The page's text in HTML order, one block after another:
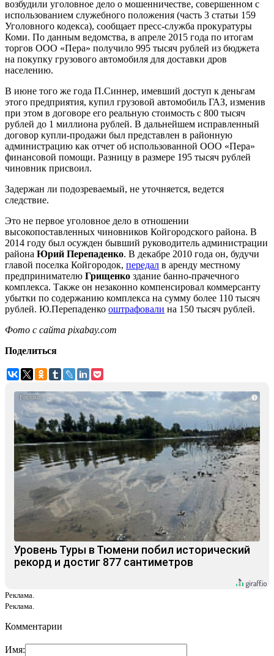
возбудили уголовное дело о мошенничестве, совершенном с
использованием служебного положения (часть 3 статьи 159
Уголовного кодекса), сообщает пресс-служба прокуратуры
Коми. По данным ведомства, в апреле 2015 года по итогам
торгов ООО «Пера» получило 995 тысяч рублей из бюджета
на покупку грузового автомобиля для доставки дров
населению.
В июне того же года П.Синнер, имевший доступ к деньгам
этого предприятия, купил грузовой автомобиль ГАЗ, изменив
при этом в договоре его реальную стоимость с 800 тысяч
рублей до 1 миллиона рублей. В дальнейшем исправленный
договор купли-продажи был представлен в районную
администрацию как отчет об использованной ООО «Пера»
финансовой помощи. Разницу в размере 195 тысяч рублей
чиновник присвоил.
Задержан ли подозреваемый, не уточняется, ведется
следствие.
Это не первое уголовное дело в отношении
высокопоставленных чиновников Койгородского района. В
2014 году был осужден бывший руководитель администрации
района Юрий Перепаденко. В декабре 2010 года он, будучи
главой поселка Койгородок, передал в аренду местному
предпринимателю Грищенко здание банно-прачечного
комплекса. Также он незаконно компенсировал коммерсанту
убытки по содержанию комплекса на сумму более 110 тысяч
рублей. Ю.Перепаденко оштрафовали на 150 тысяч рублей.
Фото с сайта pixabay.com
Поделиться
i
Уровень Туры в Тюмени побил исторический
рекорд и достиг 877 сантиметров
Реклама.
Реклама.
Комментарии
Имя: